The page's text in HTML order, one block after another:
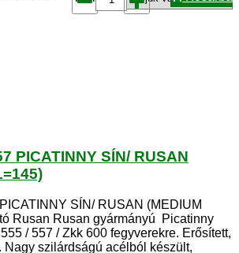
PICATINNY SÍN/ RUSAN
SÍN/ RUSAN (MEDIUM
Rusan Rusan gyármányú Picatinny
/ 557 / Zkk 600 fegyverekre. Erősített,
Nagy szilárdságú acélból készült,